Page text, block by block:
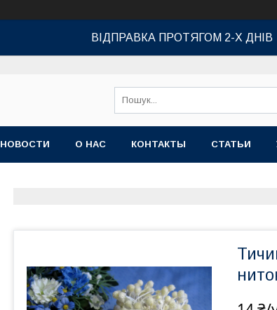
ВІДПРАВКА ПРОТЯГОМ 2-Х ДНІВ
НОВОСТИ О НАС КОНТАКТЫ СТАТЬИ